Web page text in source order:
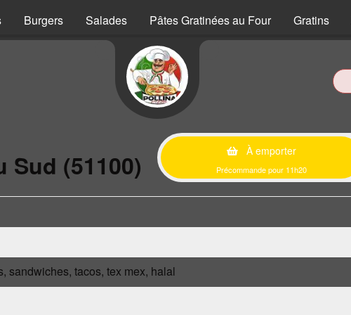
Burgers Salades Pâtes Gratinées au Four Gratins
Sud (51100)
À emporter
Précommande pour 11h20
sandwiches, tacos, tex mex, halal